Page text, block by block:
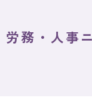
労務・人事